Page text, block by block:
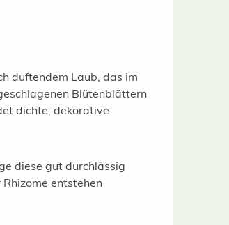
duftendem Laub, das im
Blütenblättern
dichte, dekorative
diese gut durchlässig
entstehen